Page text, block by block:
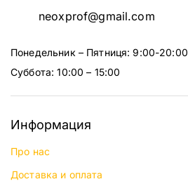
neoxprof@gmail.com
Понедельник – Пятниця: 9:00-20:00
Суббота: 10:00 – 15:00
Информация
Про нас
Доставка и оплата